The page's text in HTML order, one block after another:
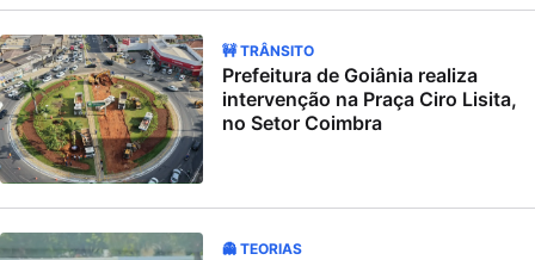
🚧 TRÂNSITO
Prefeitura de Goiânia realiza
intervenção na Praça Ciro Lisita,
no Setor Coimbra
👻 TEORIAS